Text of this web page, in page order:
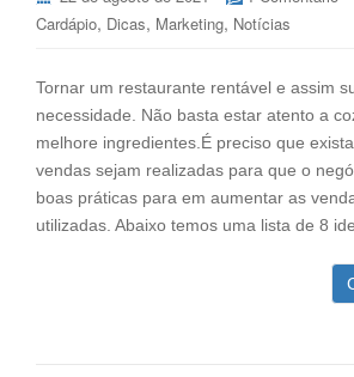
Cardápio, Dicas, Marketing, Notícias
Tornar um restaurante rentável e assim
necessidade. Não basta estar atento a
melhore ingredientes.É preciso que
vendas sejam realizadas para que o
boas práticas para em aumentar as
utilizadas. Abaixo temos uma lista de 8